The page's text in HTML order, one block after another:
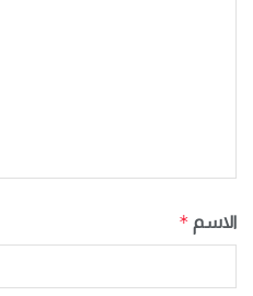
الاسم *